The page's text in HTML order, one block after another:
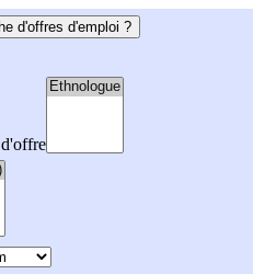
d'offres d'emploi ?